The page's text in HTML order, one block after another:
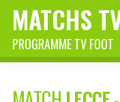
MATCHS
PROGRAMME TV FOOT